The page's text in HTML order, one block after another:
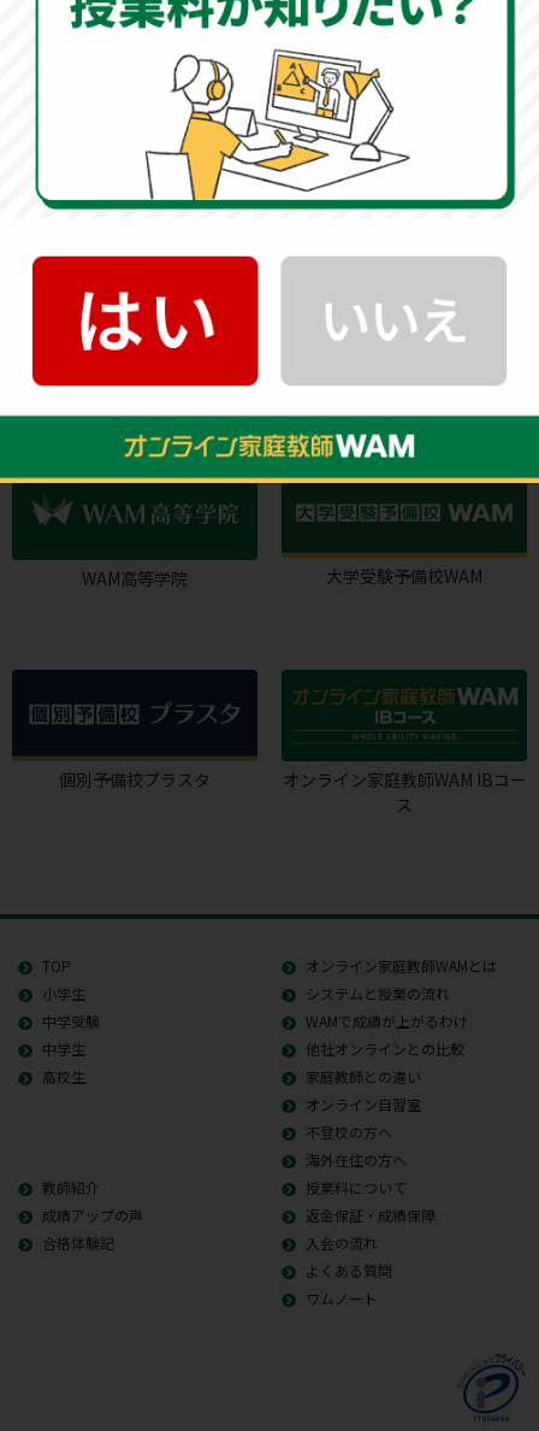
0120-333-876
受付時間：10:00～22：00(年中無休)
HMGROUPサービス一覧
WAM高等学院 大学受験予備校WAM
個別予備校プラスタ
オンライン家庭教師WAM IBコー
ス
TOP
小学生
中学受験
中学生
高校生
オンライン家庭教師WAMとは
システムと授業の流れ
WAMで成績が上がるわけ
他社オンラインとの比較
家庭教師との違い
オンライン自習室
不登校の方へ
海外在住の方へ
教師紹介
成績アップの声
合格体験記
授業料について
返金保証・成績保障
入会の流れ
よくある質問
ワムノート